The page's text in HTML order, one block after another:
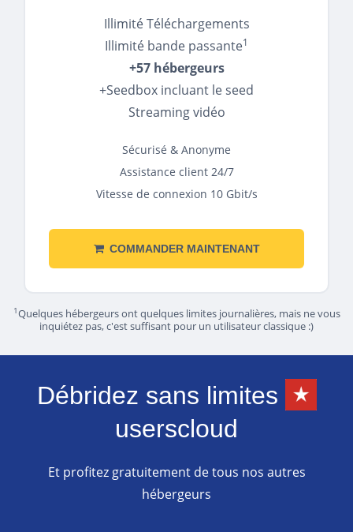
Illimité Téléchargements
Illimité bande passante1
+57 hébergeurs
+Seedbox incluant le seed
Streaming vidéo
Sécurisé & Anonyme
Assistance client 24/7
Vitesse de connexion 10 Gbit/s
COMMANDER MAINTENANT
1Quelques hébergeurs ont quelques limites journalières, mais ne vous
inquiétez pas, c'est suffisant pour un utilisateur classique :)
Débridez sans limites
userscloud
Et profitez gratuitement de tous nos autres
hébergeurs